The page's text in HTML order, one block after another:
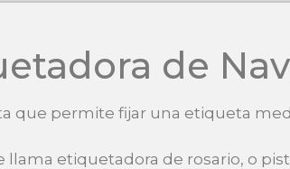
de
que permite fijar una etiqueta
llama etiquetadora de rosario, o